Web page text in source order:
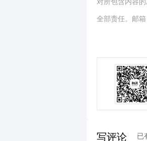
对所包含内容
全部责任。邮箱
写评论 已